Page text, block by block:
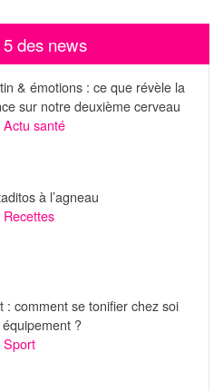
des news
& émotions : ce que révèle la
sur notre deuxième cerveau
Actu santé
à l’agneau
Recettes
: comment se tonifier chez soi
?
Sport